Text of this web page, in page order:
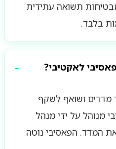
תשואה עתידית
בלבד.
לאקטיבי?
מדדים ושואף לשקף
מנוהל על ידי מנהל
המדד. הפאסיבי נוטה